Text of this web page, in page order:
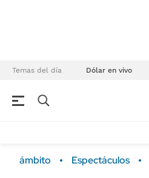
Temas del día Dólar en vivo
ámbito Espectáculos